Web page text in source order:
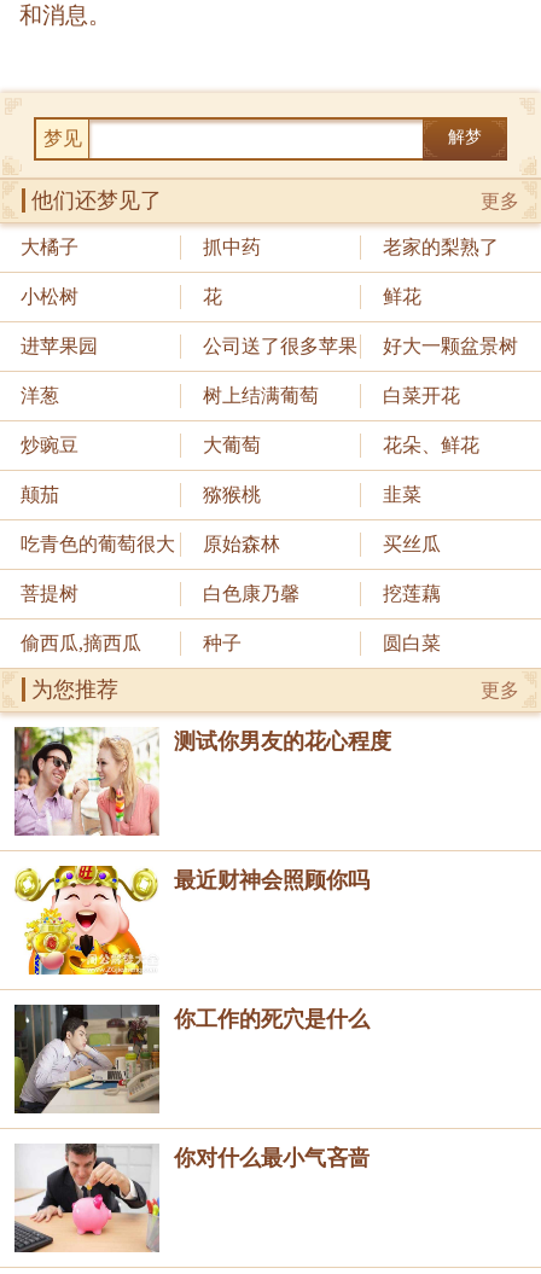
和消息。
梦见 解梦
更多
他们还梦见了
大橘子 抓中药 老家的梨熟了
小松树 花 鲜花
进苹果园 公司送了很多苹果 好大一颗盆景树
洋葱 树上结满葡萄 白菜开花
炒豌豆 大葡萄 花朵、鲜花
颠茄 猕猴桃 韭菜
吃青色的葡萄很大 原始森林 买丝瓜
菩提树 白色康乃馨 挖莲藕
偷西瓜,摘西瓜 种子 圆白菜
更多
为您推荐
测试你男友的花心程度
最近财神会照顾你吗
你工作的死穴是什么
你对什么最小气吝啬